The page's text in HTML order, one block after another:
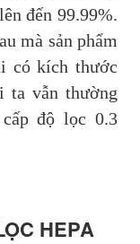
đến 99.99%.
mà sản phẩm
có kích thước
ta vẫn thường
độ lọc 0.3
HEPA